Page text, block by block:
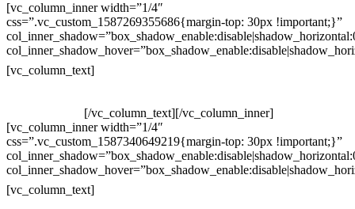
[vc_column_inner width=”1/4″
css=”.vc_custom_1587269355686{margin-top: 30px !important;}”
[vc_column_text]
[/vc_column_text][/vc_column_inner]
[vc_column_inner width=”1/4″
css=”.vc_custom_1587340649219{margin-top: 30px !important;}”
[vc_column_text]